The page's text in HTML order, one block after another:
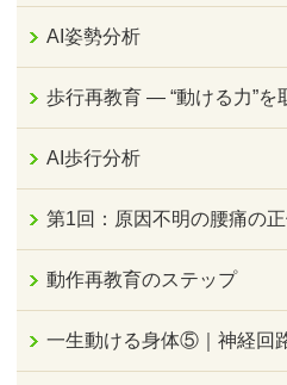
AI姿勢分析
歩行再教育 ― “動ける力”を
AI歩行分析
第1回：原因不明の腰痛の
動作再教育のステップ
一生動ける身体⑤｜神経回